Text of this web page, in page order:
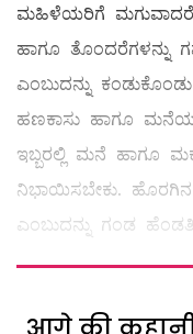
ಮಹಿಳೆಯರಿಗೆ ಮಗುವಾದರೆ,
ಹಾಗೂ
ಎಂಬುದನ್ನು
ಹಣಕಾಸು ಹಾಗೂ ಮನೆಯ
ಇಬ್ಬರಲ್ಲಿ ಮನೆ ಹಾಗೂ
ನಿಭಾಯಿಸಬೇಕು. ಹೊರಗಿನ
ಎಂಬುದನ್ನು ಗಂಡ